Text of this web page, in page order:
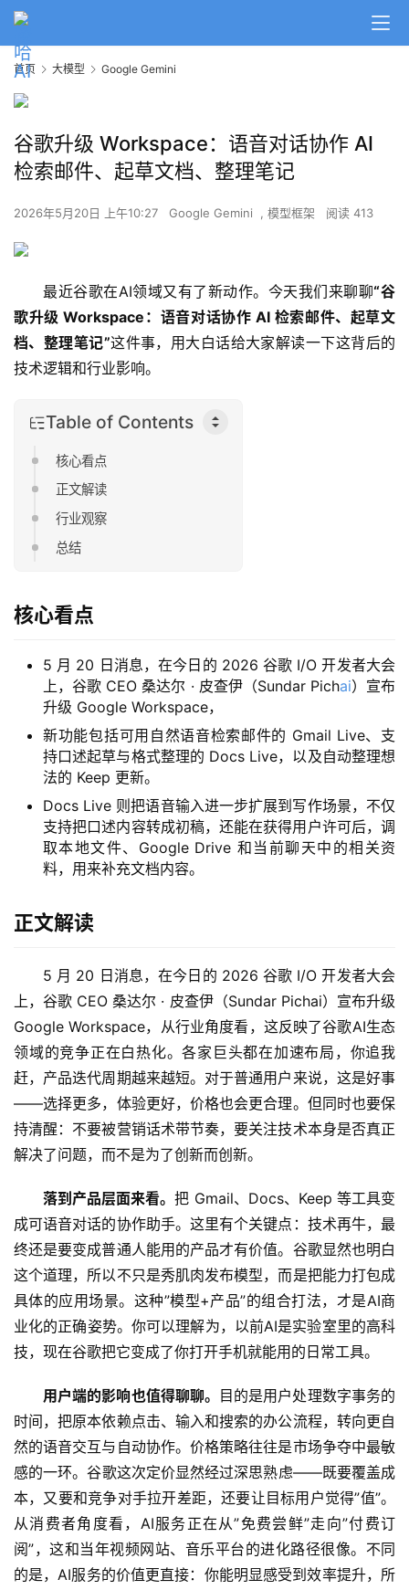
首页 大模型 Google Gemini
谷歌升级 Workspace：语音对话协作 AI
检索邮件、起草文档、整理笔记
2026年5月20日 上午10:27 Google Gemini , 模型框架 阅读 413
最近谷歌在AI领域又有了新动作。今天我们来聊聊“谷
歌升级 Workspace：语音对话协作 AI 检索邮件、起草文
档、整理笔记”这件事，用大白话给大家解读一下这背后的
技术逻辑和行业影响。
Table of Contents
核心看点
正文解读
行业观察
总结
核心看点
5 月 20 日消息，在今日的 2026 谷歌 I/O 开发者大会
上，谷歌 CEO 桑达尔 · 皮查伊（Sundar Pichai）宣布
升级 Google Workspace，
新功能包括可用自然语音检索邮件的 Gmail Live、支
持口述起草与格式整理的 Docs Live，以及自动整理想
法的 Keep 更新。
Docs Live 则把语音输入进一步扩展到写作场景，不仅
支持把口述内容转成初稿，还能在获得用户许可后，调
取本地文件、Google Drive 和当前聊天中的相关资
料，用来补充文档内容。
正文解读
5 月 20 日消息，在今日的 2026 谷歌 I/O 开发者大会
上，谷歌 CEO 桑达尔 · 皮查伊（Sundar Pichai）宣布升级
Google Workspace，从行业角度看，这反映了谷歌AI生态
领域的竞争正在白热化。各家巨头都在加速布局，你追我
赶，产品迭代周期越来越短。对于普通用户来说，这是好事
——选择更多，体验更好，价格也会更合理。但同时也要保
持清醒：不要被营销话术带节奏，要关注技术本身是否真正
解决了问题，而不是为了创新而创新。
落到产品层面来看。把 Gmail、Docs、Keep 等工具变
成可语音对话的协作助手。这里有个关键点：技术再牛，最
终还是要变成普通人能用的产品才有价值。谷歌显然也明白
这个道理，所以不只是秀肌肉发布模型，而是把能力打包成
具体的应用场景。这种”模型+产品”的组合打法，才是AI商
业化的正确姿势。你可以理解为，以前AI是实验室里的高科
技，现在谷歌把它变成了你打开手机就能用的日常工具。
用户端的影响也值得聊聊。
目的是用户处理数字事务的
时间，把原本依赖点击、输入和搜索的办公流程，转向更自
然的语音交互与自动协作。价格策略往往是市场争夺中最敏
感的一环。谷歌这次定价显然经过深思熟虑——既要覆盖成
本，又要和竞争对手拉开差距，还要让目标用户觉得”值”。
从消费者角度看，AI服务正在从”免费尝鲜”走向”付费订
阅”，这和当年视频网站、音乐平台的进化路径很像。不同
的是，AI服务的价值更直接：你能明显感受到效率提升，所